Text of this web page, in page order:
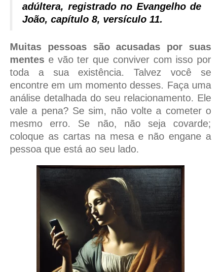
adúltera, registrado no Evangelho de
João, capítulo 8, versículo 11.
Muitas pessoas são acusadas por suas
mentes e vão ter que conviver com isso por
toda a sua existência. Talvez você se
encontre em um momento desses. Faça uma
análise detalhada do seu relacionamento. Ele
vale a pena? Se sim, não volte a cometer o
mesmo erro. Se não, não seja covarde;
coloque as cartas na mesa e não engane a
pessoa que está ao seu lado.